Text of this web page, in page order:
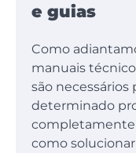
e guias
Como
manuais
são necessários
determinado
como